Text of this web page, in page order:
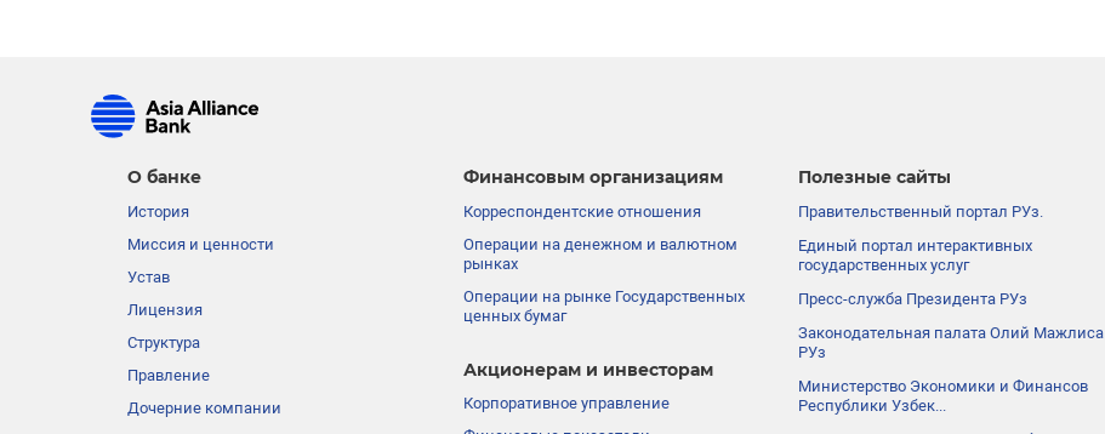
О банке
История
Миссия и ценности
Устав
Лицензия
Структура
Правление
Дочерние компании
Финансовым организациям
Корреспондентские отношения
Операции на денежном и валютном
рынках
Операции на рынке Государственных
ценных бумаг
Акционерам и инвесторам
Корпоративное управление
Полезные сайты
Правительственный портал РУз.
Единый портал интерактивных
государственных услуг
Пресс-служба Президента РУз
Законодательная палата Олий Мажлиса
РУз
Министерство Экономики и Финансов
Республики Узбек...